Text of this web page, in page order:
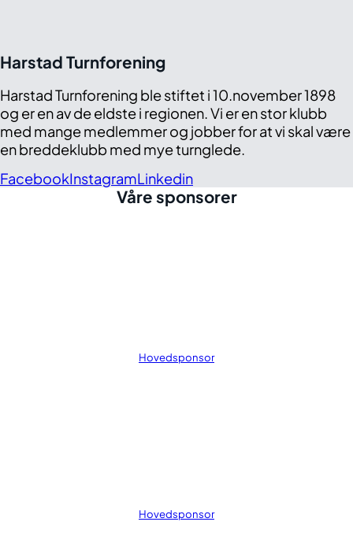
Harstad Turnforening
Harstad Turnforening ble stiftet i 10.november 1898
og er en av de eldste i regionen. Vi er en stor klubb
med mange medlemmer og jobber for at vi skal være
en breddeklubb med mye turnglede.
FacebookInstagramLinkedin
Våre sponsorer
Hovedsponsor
Hovedsponsor